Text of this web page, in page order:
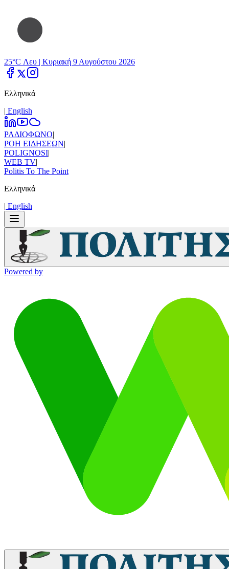
25°C Λευ | Κυριακή 9 Αυγούστου 2026
Ελληνικά
| Εnglish
ΡΑΔΙΟΦΩΝΟ|
ΡΟΗ ΕΙΔΗΣΕΩΝ|
POLIGNOSI|
WEB TV|
Politis To The Point
Ελληνικά
| Εnglish
Powered by